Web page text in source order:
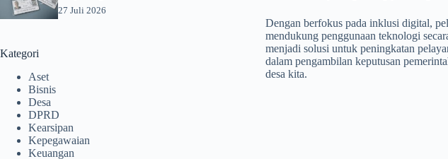
Dengan berfokus pada inklusi digital,
mendukung penggunaan teknologi
menjadi solusi untuk peningkatan
dalam pengambilan keputusan
desa kita.
27 Juli 2026
Kategori
Aset
Bisnis
Desa
DPRD
Kearsipan
Kepegawaian
Keuangan